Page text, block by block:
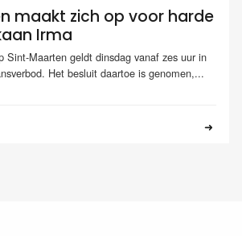
maakt zich op voor harde
Irma
Sint-Maarten geldt dinsdag vanaf zes uur in
Het besluit daartoe is genomen,...